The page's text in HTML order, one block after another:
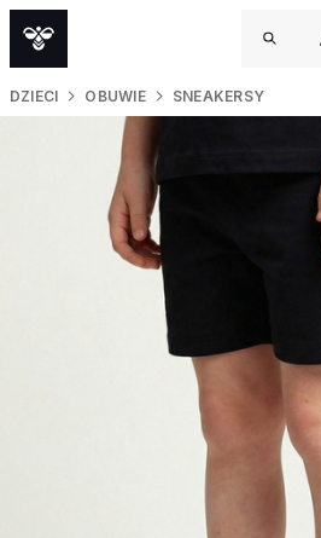
DZIECI OBUWIE SNEAKERSY